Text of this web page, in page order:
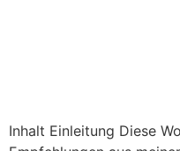
Inhalt Einleitung Diese